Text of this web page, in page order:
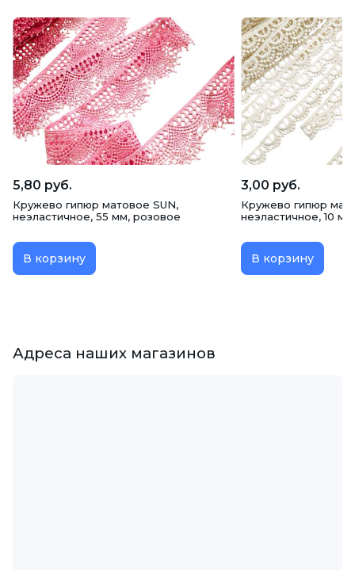
5,80 руб.
Кружево гипюр матовое SUN,
неэластичное, 55 мм, розовое
В корзину
3,00 руб.
Кружево гипюр
неэластичное, 10
В корзину
Адреса наших магазинов